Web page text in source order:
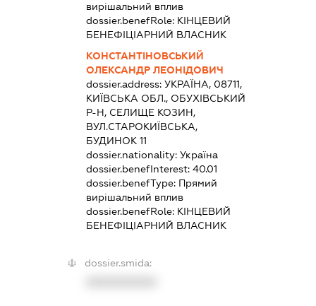
вирішальний вплив
dossier.benefRole: КІНЦЕВИЙ
БЕНЕФІЦІАРНИЙ ВЛАСНИК
КОНСТАНТІНОВСЬКИЙ
ОЛЕКСАНДР ЛЕОНІДОВИЧ
dossier.address:УКРАЇНА, 08711,
КИЇВСЬКА ОБЛ., ОБУХІВСЬКИЙ
Р-Н, СЕЛИЩЕ КОЗИН,
ВУЛ.СТАРОКИЇВСЬКА,
БУДИНОК 11
dossier.nationality:Україна
dossier.benefInterest:40.01
dossier.benefType: Прямий
вирішальний вплив
dossier.benefRole: КІНЦЕВИЙ
БЕНЕФІЦІАРНИЙ ВЛАСНИК
dossier.smida: